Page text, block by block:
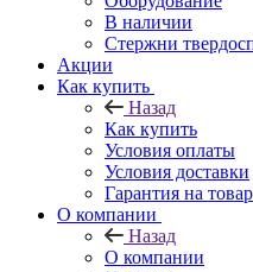
В наличии
Стержни
Акции
Как купить
Назад
Как купить
Условия оплаты
Условия доставки
Гарантия на товар
О компании
Назад
О компании